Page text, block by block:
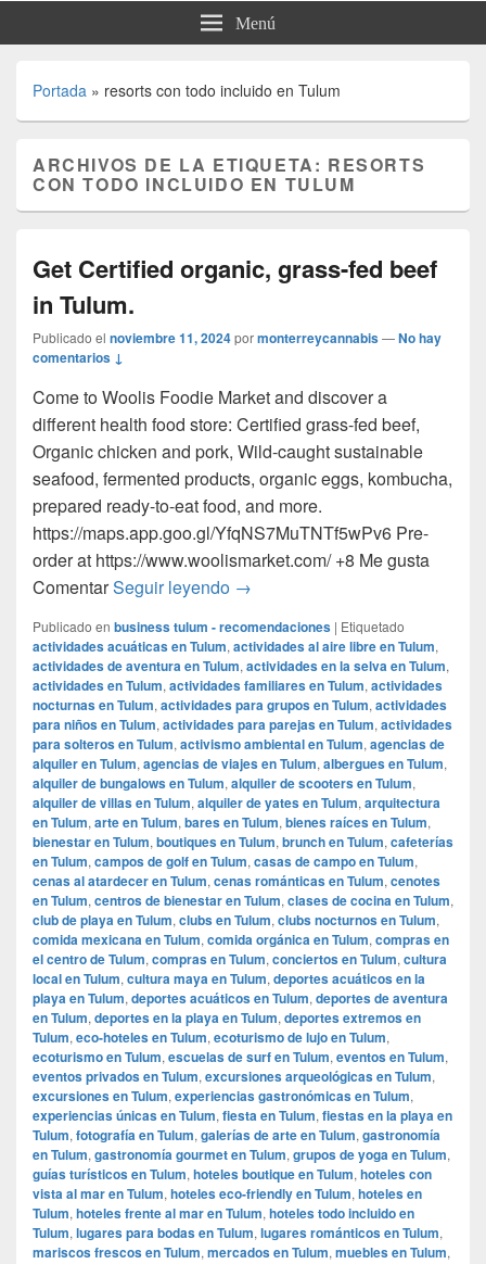
Menú
Portada » resorts con todo incluido en Tulum
ARCHIVOS DE LA ETIQUETA: RESORTS
CON TODO INCLUIDO EN TULUM
Get Certified organic, grass-fed beef
in Tulum.
Publicado el noviembre 11, 2024pormonterreycannabis—No hay
comentarios ↓
Come to Woolis Foodie Market and discover a
different health food store: Certified grass-fed beef,
Organic chicken and pork, Wild-caught sustainable
seafood, fermented products, organic eggs, kombucha,
prepared ready-to-eat food, and more.
https://maps.app.goo.gl/YfqNS7MuTNTf5wPv6 Pre-
order at https://www.woolismarket.com/ +8 Me gusta
ComentarSeguir leyendo Get Certified organic, grass-fed
→
Publicado en business tulum - recomendaciones | Etiquetado
actividades acuáticas en Tulum, actividades al aire libre en Tulum,
actividades de aventura en Tulum, actividades en la selva en Tulum,
actividades en Tulum, actividades familiares en Tulum, actividades
nocturnas en Tulum, actividades para grupos en Tulum, actividades
para niños en Tulum, actividades para parejas en Tulum, actividades
para solteros en Tulum, activismo ambiental en Tulum, agencias de
alquiler en Tulum, agencias de viajes en Tulum, albergues en Tulum,
alquiler de bungalows en Tulum, alquiler de scooters en Tulum,
alquiler de villas en Tulum, alquiler de yates en Tulum, arquitectura
en Tulum, arte en Tulum, bares en Tulum, bienes raíces en Tulum,
bienestar en Tulum, boutiques en Tulum, brunch en Tulum, cafeterías
en Tulum, campos de golf en Tulum, casas de campo en Tulum,
cenas al atardecer en Tulum, cenas románticas en Tulum, cenotes
en Tulum, centros de bienestar en Tulum, clases de cocina en Tulum,
club de playa en Tulum, clubs en Tulum, clubs nocturnos en Tulum,
comida mexicana en Tulum, comida orgánica en Tulum, compras en
el centro de Tulum, compras en Tulum, conciertos en Tulum, cultura
local en Tulum, cultura maya en Tulum, deportes acuáticos en la
playa en Tulum, deportes acuáticos en Tulum, deportes de aventura
en Tulum, deportes en la playa en Tulum, deportes extremos en
Tulum, eco-hoteles en Tulum, ecoturismo de lujo en Tulum,
ecoturismo en Tulum, escuelas de surf en Tulum, eventos en Tulum,
eventos privados en Tulum, excursiones arqueológicas en Tulum,
excursiones en Tulum, experiencias gastronómicas en Tulum,
experiencias únicas en Tulum, fiesta en Tulum, fiestas en la playa en
Tulum, fotografía en Tulum, galerías de arte en Tulum, gastronomía
en Tulum, gastronomía gourmet en Tulum, grupos de yoga en Tulum,
guías turísticos en Tulum, hoteles boutique en Tulum, hoteles con
vista al mar en Tulum, hoteles eco-friendly en Tulum, hoteles en
Tulum, hoteles frente al mar en Tulum, hoteles todo incluido en
Tulum, lugares para bodas en Tulum, lugares románticos en Tulum,
mariscos frescos en Tulum, mercados en Tulum, muebles en Tulum,